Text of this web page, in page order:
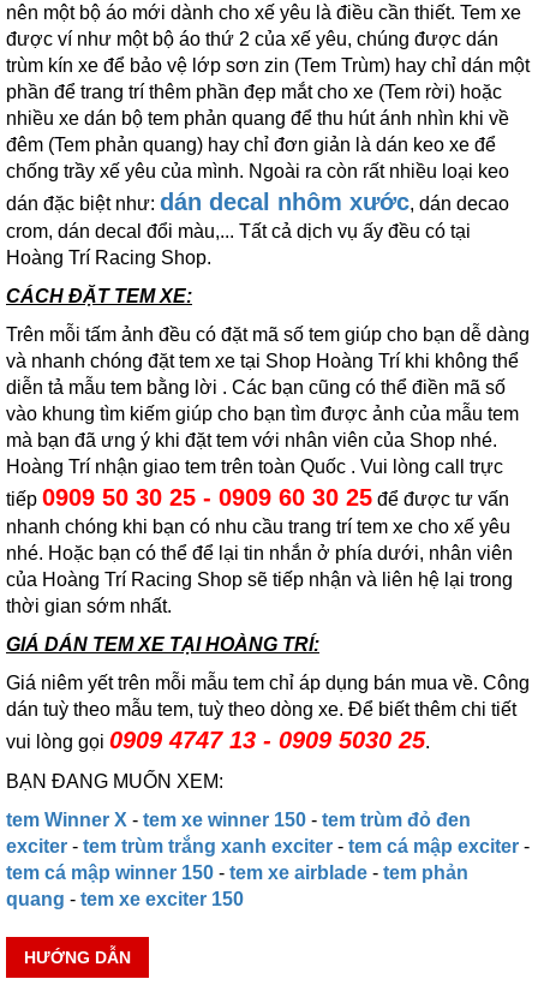
nên một bộ áo mới dành cho xế yêu là điều cần thiết. Tem xe
được ví như một bộ áo thứ 2 của xế yêu, chúng được dán
trùm kín xe để bảo vệ lớp sơn zin (Tem Trùm) hay chỉ dán một
phần để trang trí thêm phần đẹp mắt cho xe (Tem rời) hoặc
nhiều xe dán bộ tem phản quang để thu hút ánh nhìn khi về
đêm (Tem phản quang) hay chỉ đơn giản là dán keo xe để
chống trầy xế yêu của mình. Ngoài ra còn rất nhiều loại keo
dán đặc biệt như: dán decal nhôm xước, dán decao
crom, dán decal đổi màu,... Tất cả dịch vụ ấy đều có tại
Hoàng Trí Racing Shop.
CÁCH ĐẶT TEM XE:
Trên mỗi tấm ảnh đều có đặt mã số tem giúp cho bạn dễ dàng
và nhanh chóng đặt tem xe tại Shop Hoàng Trí khi không thể
diễn tả mẫu tem bằng lời . Các bạn cũng có thể điền mã số
vào khung tìm kiếm giúp cho bạn tìm được ảnh của mẫu tem
mà bạn đã ưng ý khi đặt tem với nhân viên của Shop nhé.
Hoàng Trí nhận giao tem trên toàn Quốc . Vui lòng call trực
tiếp 0909 50 30 25 - 0909 60 30 25 để được tư vấn
nhanh chóng khi bạn có nhu cầu trang trí tem xe cho xế yêu
nhé. Hoặc bạn có thể để lại tin nhắn ở phía dưới, nhân viên
của Hoàng Trí Racing Shop sẽ tiếp nhận và liên hệ lại trong
thời gian sớm nhất.
GIÁ DÁN TEM XE TẠI HOÀNG TRÍ:
Giá niêm yết trên mỗi mẫu tem chỉ áp dụng bán mua về. Công
dán tuỳ theo mẫu tem, tuỳ theo dòng xe. Để biết thêm chi tiết
vui lòng gọi 0909 4747 13 - 0909 5030 25.
BẠN ĐANG MUỐN XEM:
tem Winner X - tem xe winner 150 - tem trùm đỏ đen
exciter - tem trùm trắng xanh exciter - tem cá mập exciter -
tem cá mập winner 150 - tem xe airblade - tem phản
quang - tem xe exciter 150
HƯỚNG DẪN